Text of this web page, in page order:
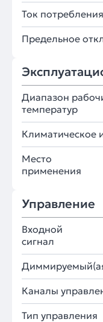
Ток
Предельное
Диапазон
температур
Климатическое
Место
применения
Управление
Входной
сигнал
Каналы
Тип управления